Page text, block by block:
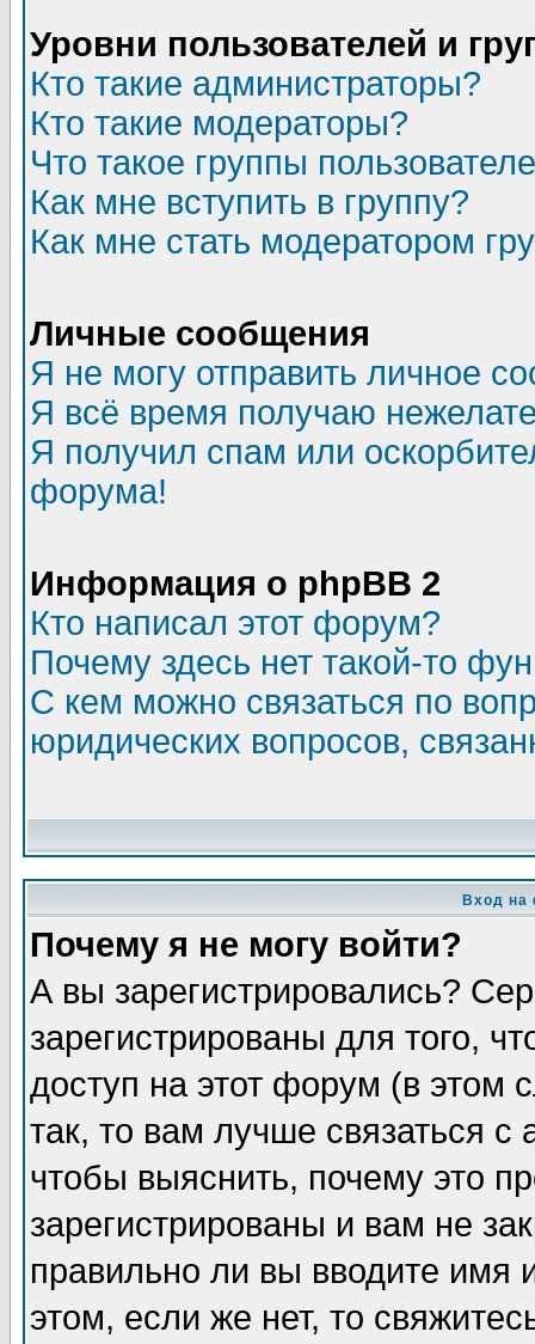
Уровни пользователей и
Кто такие администраторы?
Кто такие модераторы?
Что такое группы
Как мне вступить в группу?
Как мне стать модератором
Личные сообщения
Я не могу отправить личное
Я всё время получаю
Я получил спам или
форума!
Информация о phpBB 2
Кто написал этот форум?
Почему здесь нет такой-то
С кем можно связаться по
юридических вопросов,
Вход на
Почему я не могу войти?
А вы зарегистрировались?
зарегистрированы для того,
доступ на этот форум (в этом
так, то вам лучше связаться
чтобы выяснить, почему это
зарегистрированы и вам не
правильно ли вы вводите
этом, если же нет, то